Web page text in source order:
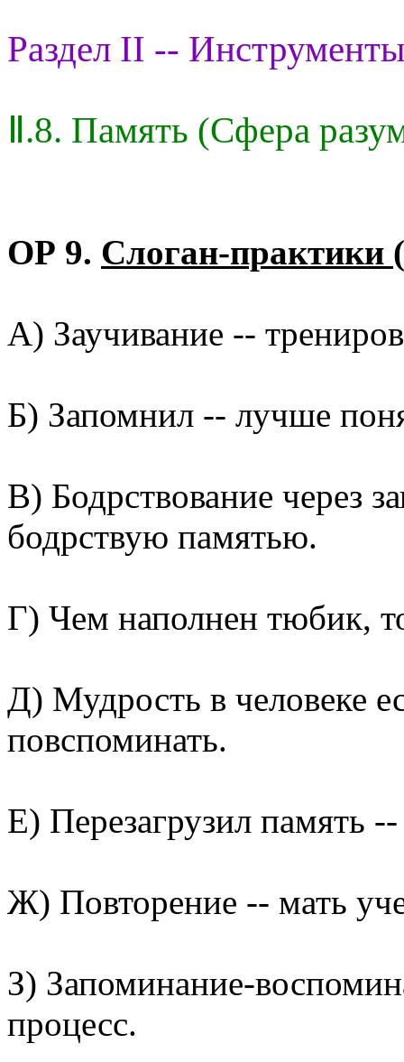
Раздел II --
Ⅱ.8. Память (Сфера
ОР 9. Слоган-практики
А) Заучивание --
Б) Запомнил -- лучше
В) Бодрствование через
бодрствую памятью.
Г) Чем наполнен тюбик,
Д) Мудрость в человеке
повспоминать.
Е) Перезагрузил память
Ж) Повторение -- мать
З) Запоминание-
процесс.